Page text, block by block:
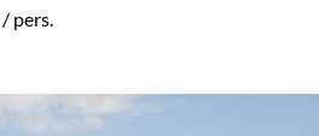
/ pers.